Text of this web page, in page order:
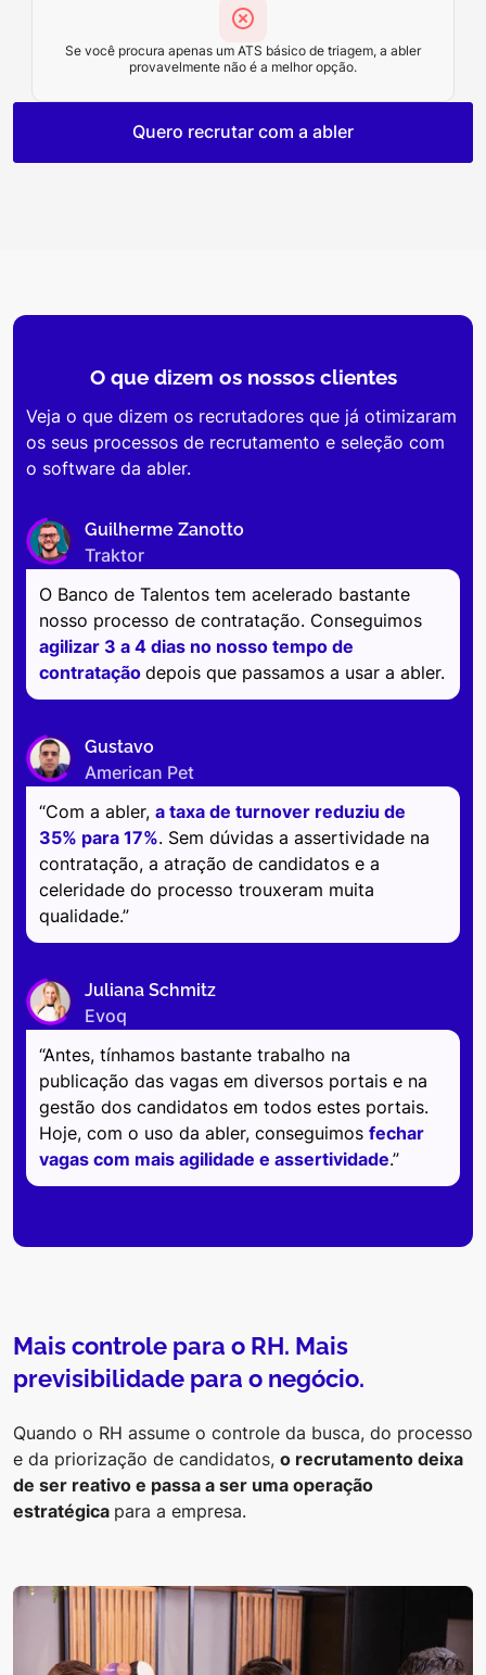
Se você procura apenas um ATS básico de triagem, a abler
provavelmente não é a melhor opção.
Quero recrutar com a abler
O que dizem os nossos clientes
Veja o que dizem os recrutadores que já otimizaram
os seus processos de recrutamento e seleção com
o software da abler.
Guilherme Zanotto
Traktor
O Banco de Talentos tem acelerado bastante
nosso processo de contratação. Conseguimos
agilizar 3 a 4 dias no nosso tempo de
contratação depois que passamos a usar a abler.
Gustavo
American Pet
“Com a abler, a taxa de turnover reduziu de
35% para 17%. Sem dúvidas a assertividade na
contratação, a atração de candidatos e a
celeridade do processo trouxeram muita
qualidade.”
Juliana Schmitz
Evoq
“Antes, tínhamos bastante trabalho na
publicação das vagas em diversos portais e na
gestão dos candidatos em todos estes portais.
Hoje, com o uso da abler, conseguimos fechar
vagas com mais agilidade e assertividade.”
Mais controle para o RH. Mais
previsibilidade para o negócio.
Quando o RH assume o controle da busca, do processo
e da priorização de candidatos, o recrutamento deixa
de ser reativo e passa a ser uma operação
estratégica para a empresa.